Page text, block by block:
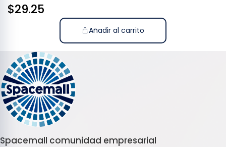
$29.25
Añadir al carrito
Spacemall comunidad empresarial